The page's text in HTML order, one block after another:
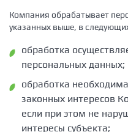
Компания обрабатывает
указанных выше, в
обработка
персональных данных;
обработка
законных интересов
если при этом не
интересы субъекта;